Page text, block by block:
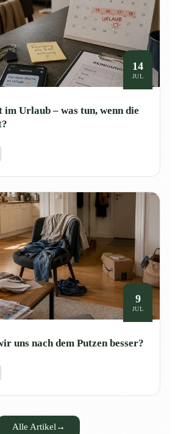
14
JUL
Urlaub – was tun, wenn die
9
JUL
uns nach dem Putzen besser?
Alle Artikel→